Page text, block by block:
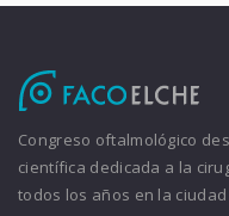
Congreso oftalmológico
científica dedicada a la
todos los años en la ciudad